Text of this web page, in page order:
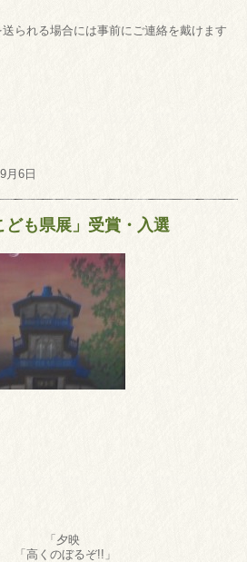
られる場合には事前にご連絡を戴けます
月6日
ども県展」受賞・入選
夕映
るぞ!!」